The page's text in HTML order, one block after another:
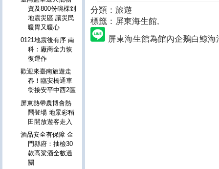
分類：旅遊
標籤：屏東海生館,
屏東海生館為館內企鵝白鯨
資及800份碗棵到
地震災區 讓災民
暖胃又暖心
0121地震後有序 南
科：廠商全力恢
復運作
歡迎來臺南旅遊走
春！臨安橋通車
銜接安平中西2區
屏東熱帶農博會熱
鬧登場 地景彩稻
田開放遊客走入
酒品安全有保障 金
門縣府：抽檢30
款高粱酒全數過
關